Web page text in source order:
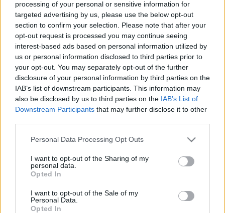
processing of your personal or sensitive information for
targeted advertising by us, please use the below opt-out
section to confirm your selection. Please note that after your
opt-out request is processed you may continue seeing
interest-based ads based on personal information utilized by
us or personal information disclosed to third parties prior to
your opt-out. You may separately opt-out of the further
disclosure of your personal information by third parties on the
IAB’s list of downstream participants. This information may
also be disclosed by us to third parties on the IAB’s List of
Downstream Participants that may further disclose it to other
Please note that this website/app uses one or more Google
not limited to your visit or usage behaviour. You may click to
grant or deny consent to Google and its third-party tags to
use your data for below specified purposes in below Google
consent section.
Personal Data Processing Opt Outs
I want to opt-out of the Sharing of my
personal data.
Opted In
I want to opt-out of the Sale of my
Personal Data.
Opted In
Posible alineación: Edgar Badía – Barragán, Gonzalo
Verdú (Diego González, Bigas), Enzo Roco, Mojica – Tete
Morente, Raúl Guti (Gumbau), Omar Mascarell, Fidel –
Ponce, Pere Milla.
Estos jugadores son baja : John Donald, Lucas Boyé
(lesión muscular), Palacios (sancionado), Guido Carrillo,
Pastore.
Estos jugadores son duda:
Posibles cambios en el once : Francisco podría introducir
algún cambio en la alineación. Diego González y Gumbau,
sustituidos en el descanso contra la Real, pueden perder el
puesto en favor de Gonzalo Verdú y Raúl Guti. Ponce
sustituirá al lesionado Carrillo en la delantera, mientras que
Barragán al sancionado Palacios en el lateral derecho.